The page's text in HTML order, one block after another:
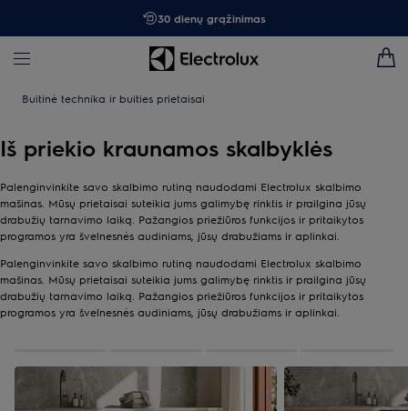
30 dienų grąžinimas
Buitinė technika ir buities prietaisai
Iš priekio kraunamos skalbyklės
Palenginvinkite savo skalbimo rutiną naudodami Electrolux skalbimo
mašinas. Mūsų prietaisai suteikia jums galimybę rinktis ir prailgina jūsų
drabužių tarnavimo laiką. Pažangios priežiūros funkcijos ir pritaikytos
programos yra švelnesnės audiniams, jūsų drabužiams ir aplinkai.
Palenginvinkite savo skalbimo rutiną naudodami Electrolux skalbimo
mašinas. Mūsų prietaisai suteikia jums galimybę rinktis ir prailgina jūsų
drabužių tarnavimo laiką. Pažangios priežiūros funkcijos ir pritaikytos
programos yra švelnesnės audiniams, jūsų drabužiams ir aplinkai.